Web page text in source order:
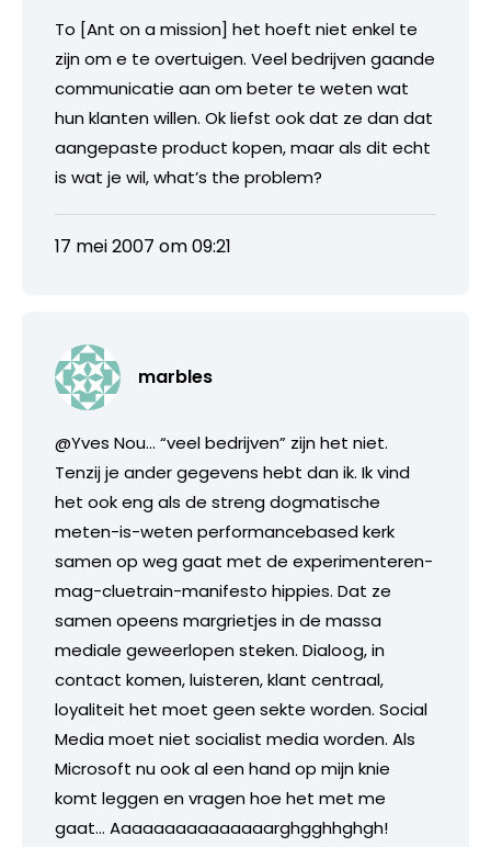
To [Ant on a mission] het hoeft niet enkel te
zijn om e te overtuigen. Veel bedrijven gaande
communicatie aan om beter te weten wat
hun klanten willen. Ok liefst ook dat ze dan dat
aangepaste product kopen, maar als dit echt
is wat je wil, what’s the problem?
17 mei 2007 om 09:21
marbles
@Yves Nou… “veel bedrijven” zijn het niet.
Tenzij je ander gegevens hebt dan ik. Ik vind
het ook eng als de streng dogmatische
meten-is-weten performancebased kerk
samen op weg gaat met de experimenteren-
mag-cluetrain-manifesto hippies. Dat ze
samen opeens margrietjes in de massa
mediale geweerlopen steken. Dialoog, in
contact komen, luisteren, klant centraal,
loyaliteit het moet geen sekte worden. Social
Media moet niet socialist media worden. Als
Microsoft nu ook al een hand op mijn knie
komt leggen en vragen hoe het met me
gaat… Aaaaaaaaaaaaaaarghgghhghgh!